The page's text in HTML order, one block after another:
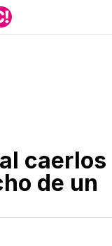
caerlos
de un